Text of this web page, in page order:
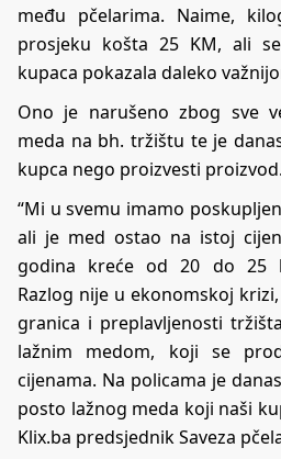
među pčelarima. Naime,
prosjeku košta 25 KM, ali
kupaca pokazala daleko
Ono je narušeno zbog sve
meda na bh. tržištu te je
kupca nego proizvesti proizvod.
“Mi u svemu imamo
ali je med ostao na istoj
godina kreće od 20 do 25
Razlog nije u ekonomskoj
granica i preplavljenosti
lažnim medom, koji se
cijenama. Na policama je
posto lažnog meda koji naši
Klix.ba predsjednik Saveza